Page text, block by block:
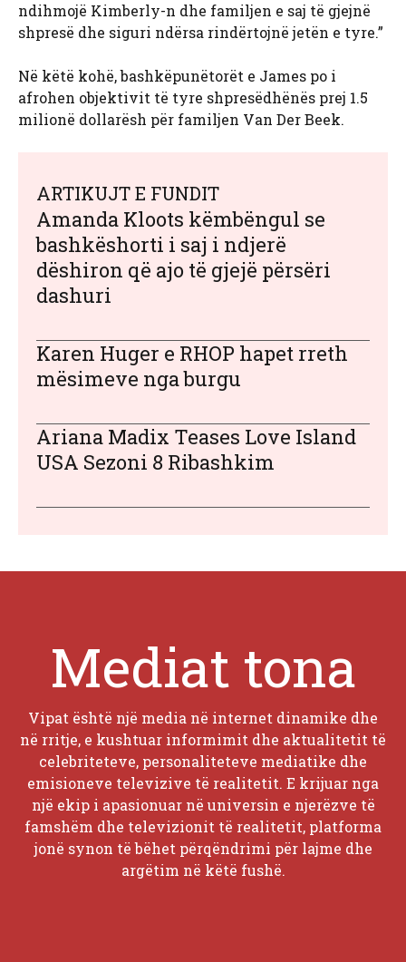
ndihmojë Kimberly-n dhe familjen e saj të gjejnë
shpresë dhe siguri ndërsa rindërtojnë jetën e tyre.”
Në këtë kohë, bashkëpunëtorët e James po i
afrohen objektivit të tyre shpresëdhënës prej 1.5
milionë dollarësh për familjen Van Der Beek.
ARTIKUJT E FUNDIT
Amanda Kloots këmbëngul se
bashkëshorti i saj i ndjerë
dëshiron që ajo të gjejë përsëri
dashuri
Karen Huger e RHOP hapet rreth
mësimeve nga burgu
Ariana Madix Teases Love Island
USA Sezoni 8 Ribashkim
Mediat tona
Vipat është një media në internet dinamike dhe
në rritje, e kushtuar informimit dhe aktualitetit të
celebriteteve, personaliteteve mediatike dhe
emisioneve televizive të realitetit. E krijuar nga
një ekip i apasionuar në universin e njerëzve të
famshëm dhe televizionit të realitetit, platforma
jonë synon të bëhet përqëndrimi për lajme dhe
argëtim në këtë fushë.